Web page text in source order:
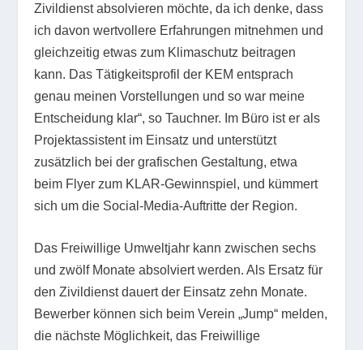
Zivildienst absolvieren möchte, da ich denke, dass
ich davon wertvollere Erfahrungen mitnehmen und
gleichzeitig etwas zum Klimaschutz beitragen
kann. Das Tätigkeitsprofil der KEM entsprach
genau meinen Vorstellungen und so war meine
Entscheidung klar“, so Tauchner. Im Büro ist er als
Projektassistent im Einsatz und unterstützt
zusätzlich bei der grafischen Gestaltung, etwa
beim Flyer zum KLAR-Gewinnspiel, und kümmert
sich um die Social-Media-Auftritte der Region.
Das Freiwillige Umweltjahr kann zwischen sechs
und zwölf Monate absolviert werden. Als Ersatz für
den Zivildienst dauert der Einsatz zehn Monate.
Bewerber können sich beim Verein „Jump“ melden,
die nächste Möglichkeit, das Freiwillige